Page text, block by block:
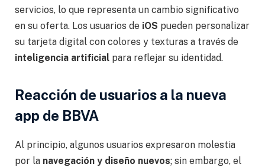
servicios, lo que representa un cambio significativo
en su oferta. Los usuarios de iOS pueden personalizar
su tarjeta digital con colores y texturas a través de
inteligencia artificial para reflejar su identidad.
Reacción de usuarios a la nueva
app de BBVA
Al principio, algunos usuarios expresaron molestia
por la navegación y diseño nuevos; sin embargo, el